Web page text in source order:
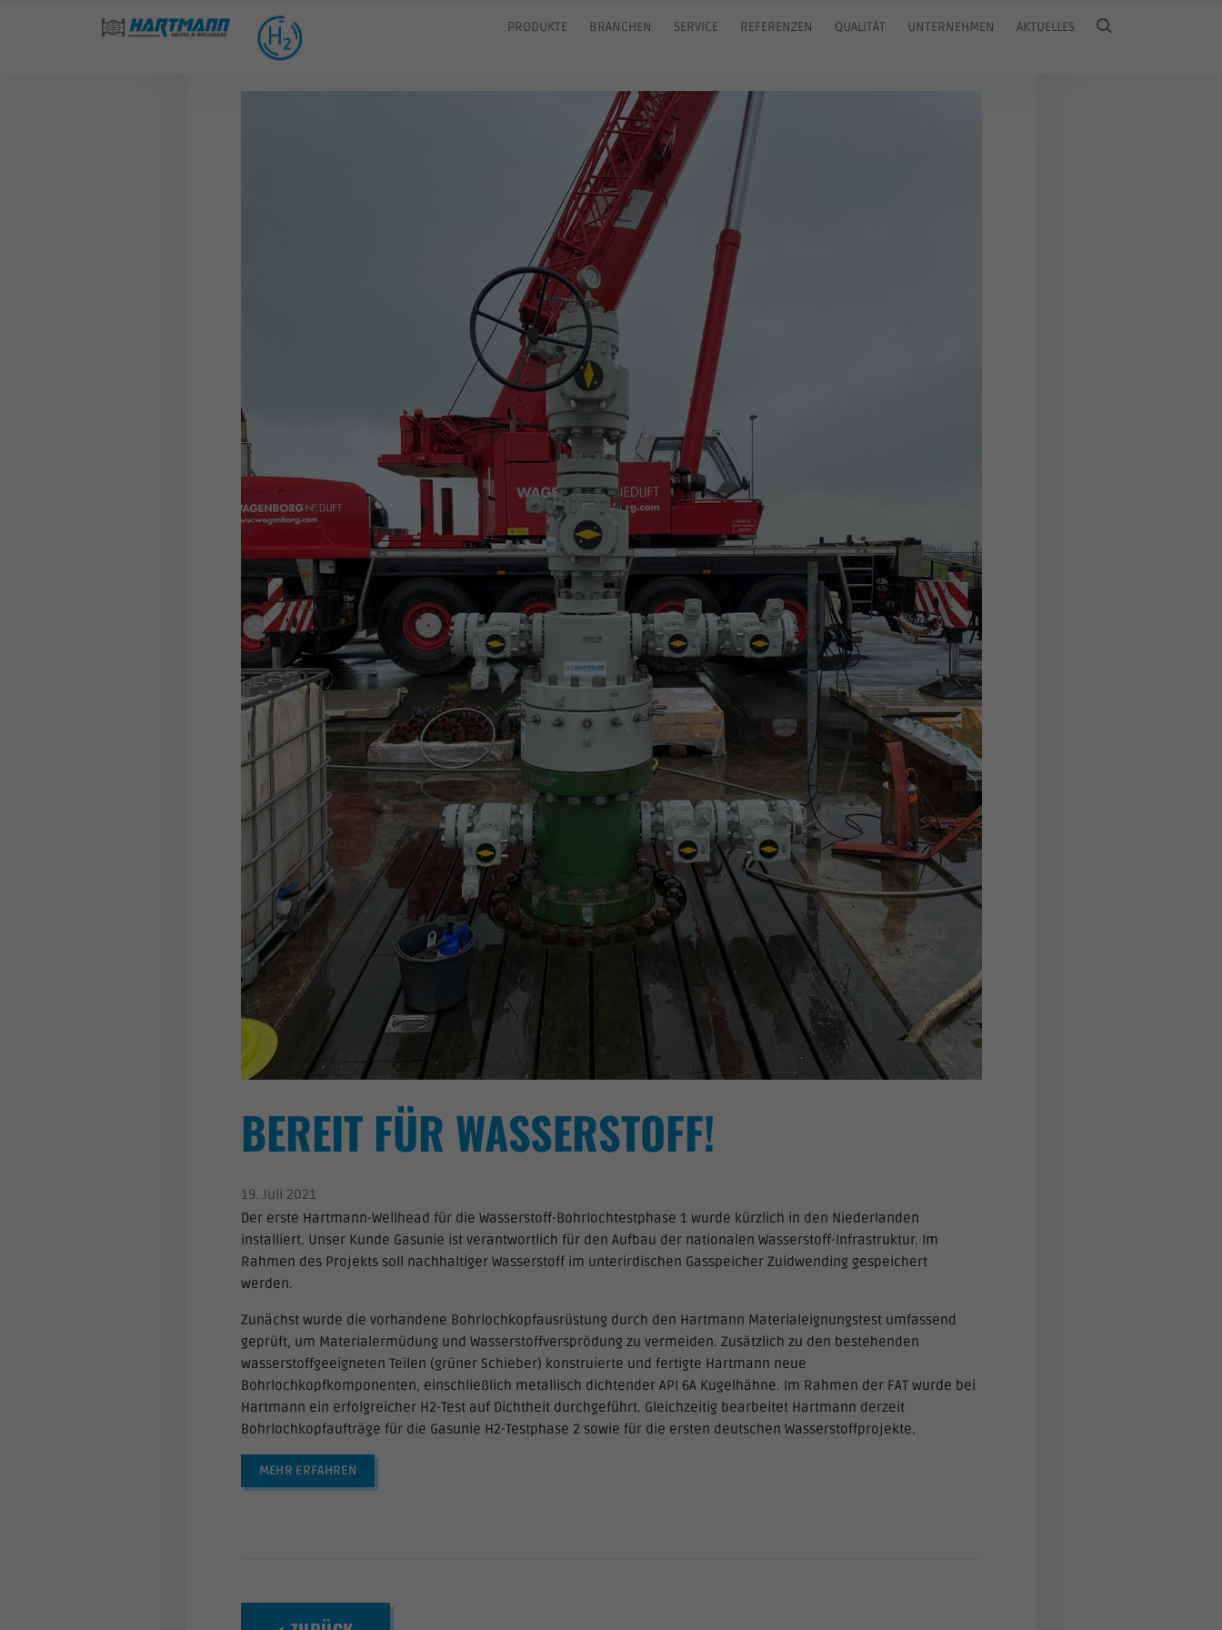
PRODUKTE BRANCHEN SERVICE REFERENZEN QUALITÄT UNTERNEHMEN AKTUELLES
BEREIT FÜR WASSERSTOFF!
19. Juli 2021
Der erste Hartmann-Wellhead für die Wasserstoff-Bohrlochtestphase 1 wurde kürzlich in den Niederlanden
installiert. Unser Kunde Gasunie ist verantwortlich für den Aufbau der nationalen Wasserstoff-Infrastruktur. Im
Rahmen des Projekts soll nachhaltiger Wasserstoff im unterirdischen Gasspeicher Zuidwending gespeichert
werden.
Zunächst wurde die vorhandene Bohrlochkopfausrüstung durch den Hartmann Materialeignungstest umfassend
geprüft, um Materialermüdung und Wasserstoffversprödung zu vermeiden. Zusätzlich zu den bestehenden
wasserstoffgeeigneten Teilen (grüner Schieber) konstruierte und fertigte Hartmann neue
Bohrlochkopfkomponenten, einschließlich metallisch dichtender API 6A Kugelhähne. Im Rahmen der FAT wurde bei
Hartmann ein erfolgreicher H2-Test auf Dichtheit durchgeführt. Gleichzeitig bearbeitet Hartmann derzeit
Bohrlochkopfaufträge für die Gasunie H2-Testphase 2 sowie für die ersten deutschen Wasserstoffprojekte.
MEHR ERFAHREN